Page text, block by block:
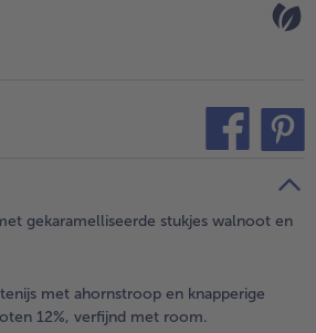
gekaramelliseerde stukjes walnoot en
met ahornstroop en knapperige
12%, verfijnd met room.